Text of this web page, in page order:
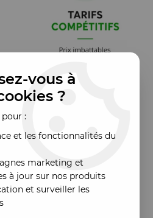
vous à
?
:
et les fonctionnalités du
marketing et
à jour sur nos produits
et surveiller les